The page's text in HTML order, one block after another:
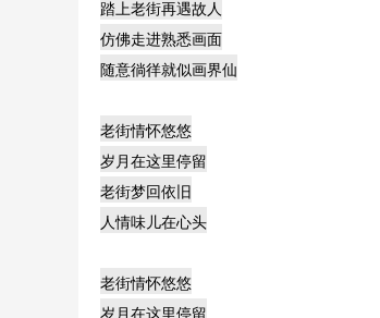
踏上老街再遇故人
仿佛走进熟悉画面
随意徜徉就似画界仙
老街情怀悠悠
岁月在这里停留
老街梦回依旧
人情味儿在心头
老街情怀悠悠
岁月在这里停留